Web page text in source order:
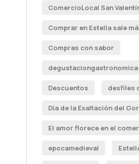
ComercioLocal San
Comprar en Estella sale
Compras con sabor
degustaciongastronomica
Descuentos desfiles
Día de la Exaltación del
El amor florece en el
epocamedieval